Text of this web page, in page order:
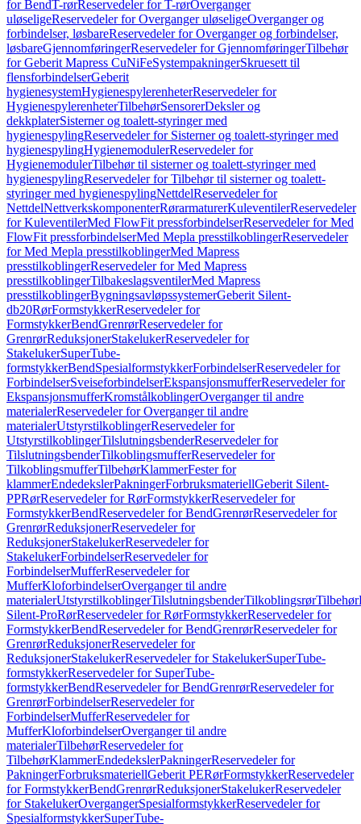
for BendT-rørReservedeler for T-rørOverganger
uløseligeReservedeler for Overganger uløseligeOverganger og
forbindelser, løsbareReservedeler for Overganger og forbindelser,
løsbareGjennomføringerReservedeler for GjennomføringerTilbehør
for Geberit Mapress CuNiFeSystempakningerSkruesett til
flensforbindelserGeberit
hygienesystemHygienespylerenheterReservedeler for
HygienespylerenheterTilbehørSensorerDeksler og
dekkplaterSisterner og toalett-styringer med
hygienespylingReservedeler for Sisterner og toalett-styringer med
hygienespylingHygienemodulerReservedeler for
HygienemodulerTilbehør til sisterner og toalett-styringer med
hygienespylingReservedeler for Tilbehør til sisterner og toalett-
styringer med hygienespylingNettdelReservedeler for
NettdelNettverkskomponenterRørarmaturerKuleventilerReservedeler
for KuleventilerMed FlowFit pressforbindelserReservedeler for Med
FlowFit pressforbindelserMed Mepla presstilkoblingerReservedeler
for Med Mepla presstilkoblingerMed Mapress
presstilkoblingerReservedeler for Med Mapress
presstilkoblingerTilbakeslagsventilerMed Mapress
presstilkoblingerBygningsavløpssystemerGeberit Silent-
db20RørFormstykkerReservedeler for
FormstykkerBendGrenrørReservedeler for
GrenrørReduksjonerStakelukerReservedeler for
StakelukerSuperTube-
formstykkerBendSpesialformstykkerForbindelserReservedeler for
ForbindelserSveiseforbindelserEkspansjonsmufferReservedeler for
EkspansjonsmufferKromstålkoblingerOverganger til andre
materialerReservedeler for Overganger til andre
materialerUtstyrstilkoblingerReservedeler for
UtstyrstilkoblingerTilslutningsbenderReservedeler for
TilslutningsbenderTilkoblingsmufferReservedeler for
TilkoblingsmufferTilbehørKlammerFester for
klammerEndedekslerPakningerForbruksmateriellGeberit Silent-
PPRørReservedeler for RørFormstykkerReservedeler for
FormstykkerBendReservedeler for BendGrenrørReservedeler for
GrenrørReduksjonerReservedeler for
ReduksjonerStakelukerReservedeler for
StakelukerForbindelserReservedeler for
ForbindelserMufferReservedeler for
MufferKloforbindelserOverganger til andre
materialerUtstyrstilkoblingerTilslutningsbenderTilkoblingsrørTilbehør
Silent-ProRørReservedeler for RørFormstykkerReservedeler for
FormstykkerBendReservedeler for BendGrenrørReservedeler for
GrenrørReduksjonerReservedeler for
ReduksjonerStakelukerReservedeler for StakelukerSuperTube-
formstykkerReservedeler for SuperTube-
formstykkerBendReservedeler for BendGrenrørReservedeler for
GrenrørForbindelserReservedeler for
ForbindelserMufferReservedeler for
MufferKloforbindelserOverganger til andre
materialerTilbehørReservedeler for
TilbehørKlammerEndedekslerPakningerReservedeler for
PakningerForbruksmateriellGeberit PERørFormstykkerReservedeler
for FormstykkerBendGrenrørReduksjonerStakelukerReservedeler
for StakelukerOvergangerSpesialformstykkerReservedeler for
SpesialformstykkerSuperTube-